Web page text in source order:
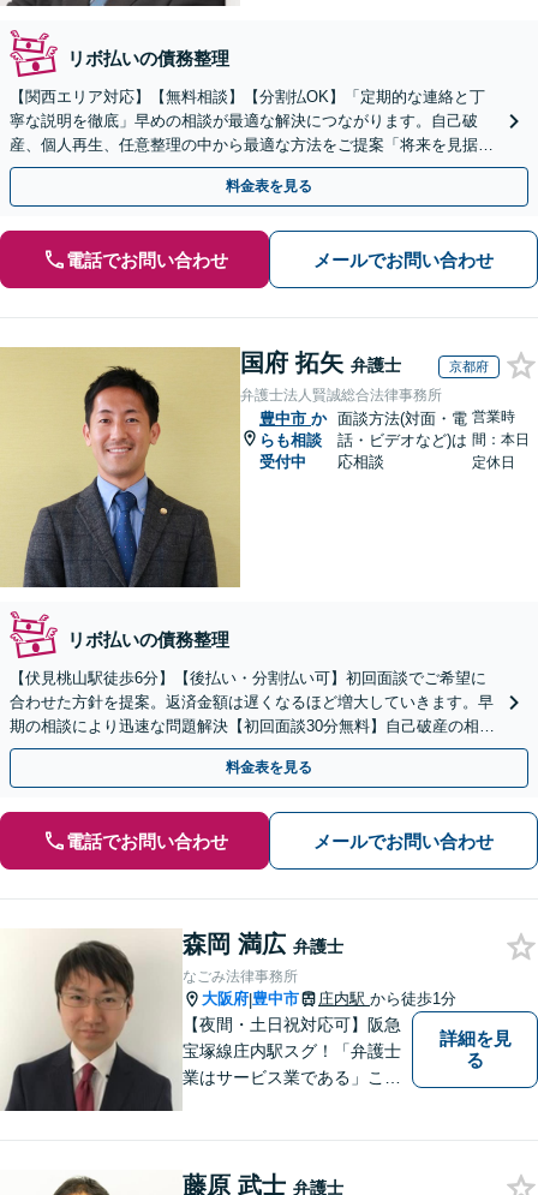
リボ払いの債務整理
【関西エリア対応】【無料相談】【分割払OK】「定期的な連絡と丁
寧な説明を徹底」早めの相談が最適な解決につながります。自己破
産、個人再生、任意整理の中から最適な方法をご提案「将来を見据え
た生活再建のサポートが充実」【完全個室相談】
料金表を見る
電話でお問い合わせ メールでお問い合わせ
国府 拓矢 弁護士 京都府
弁護士法人賢誠総合法律事務所
豊中市 か
らも相談
受付中
面談方法(対面・電
話・ビデオなど)は
応相談
営業時
間：本日
定休日
リボ払いの債務整理
【伏見桃山駅徒歩6分】【後払い・分割払い可】初回面談でご希望に
合わせた方針を提案。返済金額は遅くなるほど増大していきます。早
期の相談により迅速な問題解決【初回面談30分無料】自己破産の相談
や、自宅や愛車を残したい方もお任せください。
料金表を見る
電話でお問い合わせ メールでお問い合わせ
森岡 満広 弁護士
なごみ法律事務所
大阪府|豊中市 庄内駅 から徒歩1分
【夜間・土日祝対応可】阪急
宝塚線庄内駅スグ！「弁護士
業はサービス業である」こと
詳細を見
る
藤原 武士 弁護士